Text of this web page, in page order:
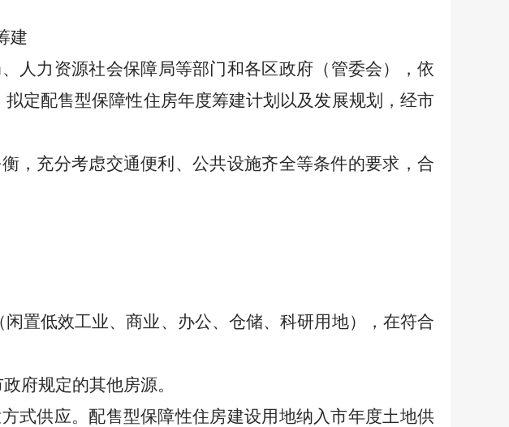
建
、人力资源社会保障局等部门和各区政府（管委会），依
定配售型保障性住房年度筹建计划以及发展规划， 经市
，充分考虑交通便利、公共设施齐全等条件的要求，合
置低效工业、商业、办公、仓储、科研用地），在符合
府规定的其他房源。
式供应。配售型保障性住房建设用地纳入市年度土地供